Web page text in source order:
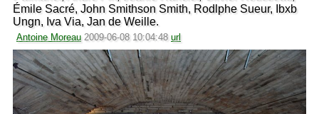
Émile Sacré, John Smithson Smith, Rodlphe Sueur, Ibxb
Ungn, Iva Via, Jan de Weille.
Antoine Moreau 2009-06-08 10:04:48 url